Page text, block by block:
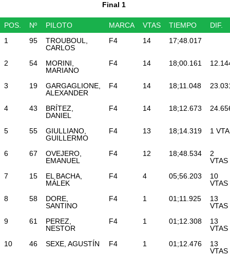
Final 1
POS. Nº PILOTO MARCA VTAS TIEMPO
DIF.
1
95
TROUBOUL,
CARLOS
F4 14 17;48.017
2 54
MORINI,
MARIANO
F4 14 18;00.161
3 19
GARGAGLIONE,
ALEXANDER
F4 14 18;11.048
4 43
BRÍTEZ,
DANIEL
F4 14 18;12.673
5 55
GIULLIANO,
GUILLERMO
F4 13 18;14.319 1 VTA
6 67
OVEJERO,
EMANUEL
F4 12 18;48.534
2
VTAS
7
15
EL BACHA,
MÁLEK
F4 4 05;56.203
10
VTAS
8
58
DORE,
SANTINO
F4 1 01;11.925
13
VTAS
9
61
PEREZ,
NESTOR
F4 1 01;12.308
13
VTAS
10
46 SEXE, AGUSTÍN F4 1 01;12.476
13
VTAS